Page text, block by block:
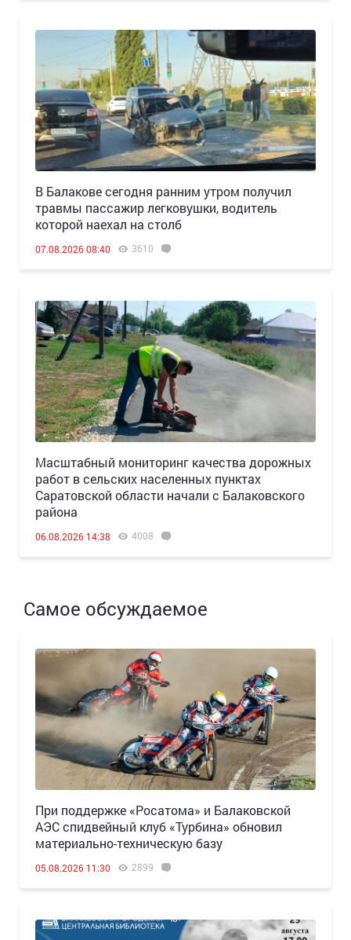
В Балакове сегодня ранним утром получил
травмы пассажир легковушки, водитель
которой наехал на столб
07.08.2026 08:40 3610
Масштабный мониторинг качества дорожных
работ в сельских населенных пунктах
Саратовской области начали с Балаковского
района
06.08.2026 14:38 4008
Самое обсуждаемое
При поддержке «Росатома» и Балаковской
АЭС спидвейный клуб «Турбина» обновил
материально-техническую базу
05.08.2026 11:30 2899